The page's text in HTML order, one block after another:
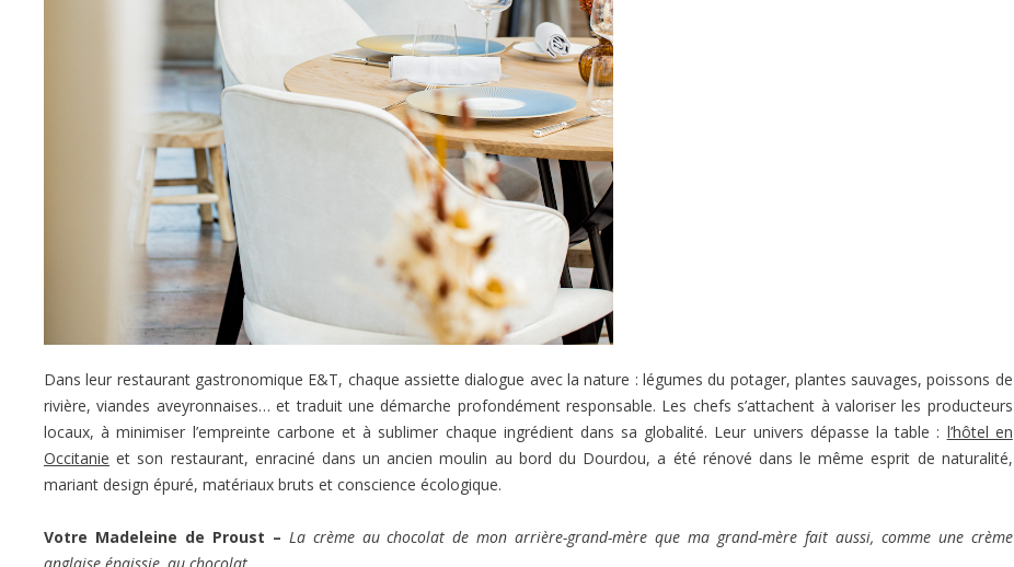
Dans leur restaurant gastronomique E&T, chaque assiette dialogue avec la nature : légumes du potager, plantes sauvages, poissons de
rivière, viandes aveyronnaises… et traduit une démarche profondément responsable. Les chefs s’attachent à valoriser les producteurs
locaux, à minimiser l’empreinte carbone et à sublimer chaque ingrédient dans sa globalité. Leur univers dépasse la table : l’hôtel en
Occitanie et son restaurant, enraciné dans un ancien moulin au bord du Dourdou, a été rénové dans le même esprit de naturalité,
mariant design épuré, matériaux bruts et conscience écologique.
Votre Madeleine de Proust – La crème au chocolat de mon arrière-grand-mère que ma grand-mère fait aussi, comme une crème
anglaise épaissie, au chocolat.